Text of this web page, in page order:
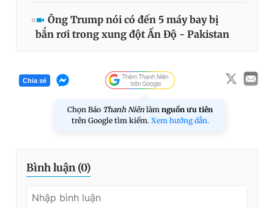
Ông Trump nói có đến 5 máy bay bị
bắn rơi trong xung đột Ấn Độ - Pakistan
Chia sẻ
Chọn Báo Thanh Niên làm nguồn ưu tiên
trên Google tìm kiếm. Xem hướng dẫn.
Bình luận (0)